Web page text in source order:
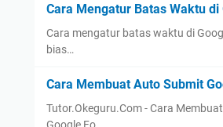
Cara Mengatur Batas Waktu di
Cara mengatur batas waktu di
bias…
Cara Membuat Auto Submit
Tutor.Okeguru.Com - Cara
Google Fo…